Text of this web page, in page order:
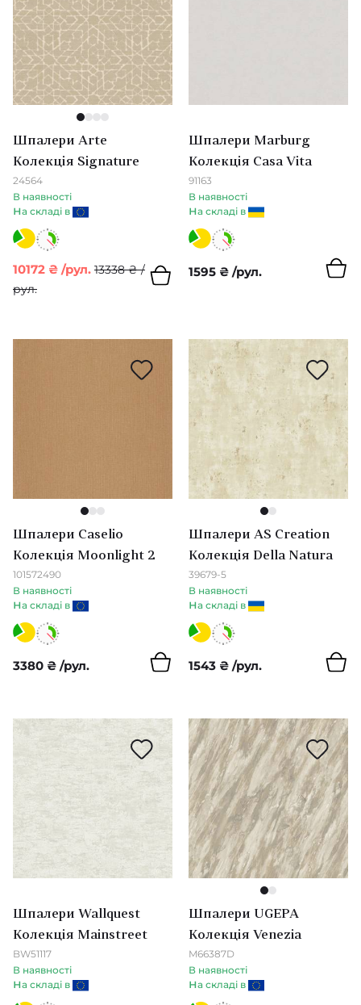
Carmen
Oasis
Lounce
Topaz
Paloma & Entity
Salinas
Momentum 6
Book of Little Treasures
Sophie Robinson
Art of The Garden & Fabienne
L'Epopee
Moonlight 2
Archive II
Pure Morris
Melsetter
Santorini
Monaco
Essentials Les Tricots
Manovo
Essentials L'Invite
Essentials Modulaire
Kanso
1234
Шпалери Arte
Колекція Signature
24564
В наявності
на складі в
10172 ₴ /рул. 13338₴/
рул.
Шпалери Marburg
Колекція Casa Vita
91163
В наявності
на складі в
1595 ₴ /рул.
123
Шпалери Caselio
Колекція Moonlight 2
101572490
В наявності
на складі в
3380 ₴ /рул.
12
Шпалери AS Creation
Колекція Della Natura
39679-5
В наявності
на складі в
1543 ₴ /рул.
Шпалери Wallquest
Колекція Mainstreet
BW51117
В наявності
на складі в
12
Шпалери UGEPA
Колекція Venezia
M66387D
В наявності
на складі в